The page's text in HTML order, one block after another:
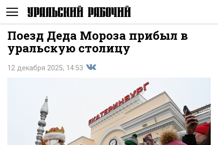
Не
Поезд Деда Мороза прибыл в
уральскую столицу
12 декабря 2025, 14:53
Поделиться